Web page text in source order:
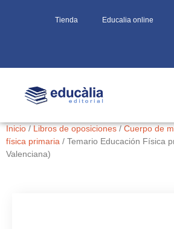
Tienda Educalia online
Inicio/Libros de oposiciones/Cuerpo de
física primaria / Temario Educación Física
Valenciana)